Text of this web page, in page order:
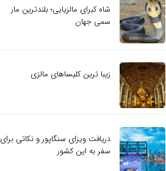
شاه کبرای مالزیایی؛ بلندترین مار
سمی جهان
زیبا ترین کلیساهای مالزی
دریافت ویزای سنگاپور و نکاتی برای
سفر به این کشور